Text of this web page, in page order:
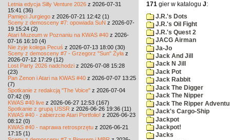
Letnia edycja Silly Venture 2026 z 2026-07-31
15:41 (36)
Pamięci Jurgiego z 2026-07-21 12:42 (1)
Sceny z demosceny #7: opowiada SuN z 2026-07-
19 15:24 (2)
Atari Muzeum w Poznaniu na KWAS #40 z 2026-
07-16 16:10 (4)
Nie żyje kolega Pecuś z 2026-07-13 18:00 (30)
Sceny z demosceny #7 - Grzegorz "Sun" Żyła z
2026-07-12 17:29 (12)
Lost Party 2026 nadchodzi z 2026-07-08 15:28
(23)
Pan Zenon i Atari na KWAS #40 z 2026-07-07 13:25
(7)
Spotkanie z redakcją "The Voice" z 2026-07-04
07:42 (9)
KWAS #40 live z 2026-06-27 12:53 (167)
Spotkanie z grupą USSR z 2026-06-26 19:36 (11)
KWAS #40 - zabierzcie Atari Portfolio! z 2026-06-23
08:12 (0)
KWAS #40 - naprawa retrosprzętu z 2026-06-21
17:15 (1)
171 gier w katalogu J:
J.R.'s Dots
J.R.'s Oil Fight
J.R.'s Quest 2
JACG Airman
Ja-Jo
Jack And Jill
Jack N Jill
Jack Pot
Jack Rabbit
Jack The Digger
Jack The Nipper
Jack The Ripper
Jack's Cargo-Ship
Jackpot
Jackpot!
Jacks